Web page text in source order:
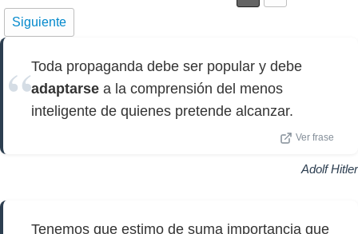
Siguiente
Toda propaganda debe ser popular y debe
adaptarse a la comprensión del menos
inteligente de quienes pretende alcanzar.
Ver frase
Adolf Hitler
Tenemos que estimo de suma importancia que